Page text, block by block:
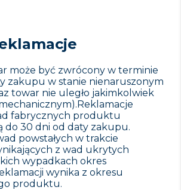
może być zwrócony w terminie
zakupu w stanie nienaruszonym
towar nie uległo jakimkolwiek
fabrycznych produktu
do 30 dni od daty zakupu.
powstałych w trakcie
z wad ukrytych
wypadkach okres
wynika z okresu
produktu.